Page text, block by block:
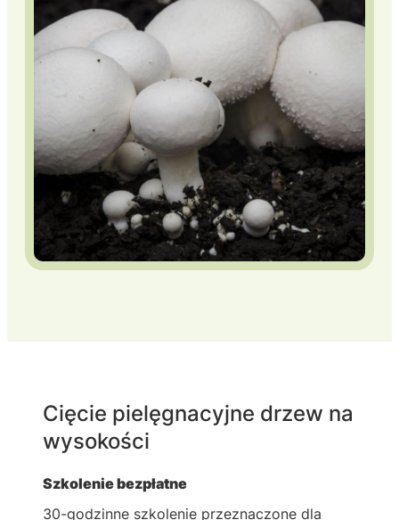
Cięcie pielęgnacyjne drzew na
wysokości
Szkolenie bezpłatne
30-godzinne szkolenie przeznaczone dla